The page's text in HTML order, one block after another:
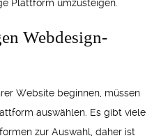
Plattform umzusteigen.
Webdesign-
Website beginnen, müssen
auswählen. Es gibt viele
zur Auswahl, daher ist